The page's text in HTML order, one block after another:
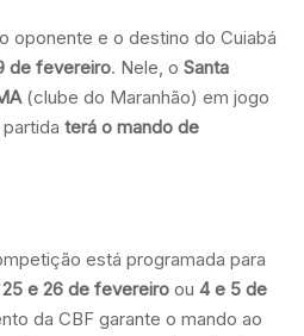
oponente e o destino do Cuiabá
de fevereiro. Nele, o Santa
(clube do Maranhão) em jogo
terá o mando de
está programada para
25 e 26 de fevereiro ou 4 e 5 de
da CBF garante o mando ao